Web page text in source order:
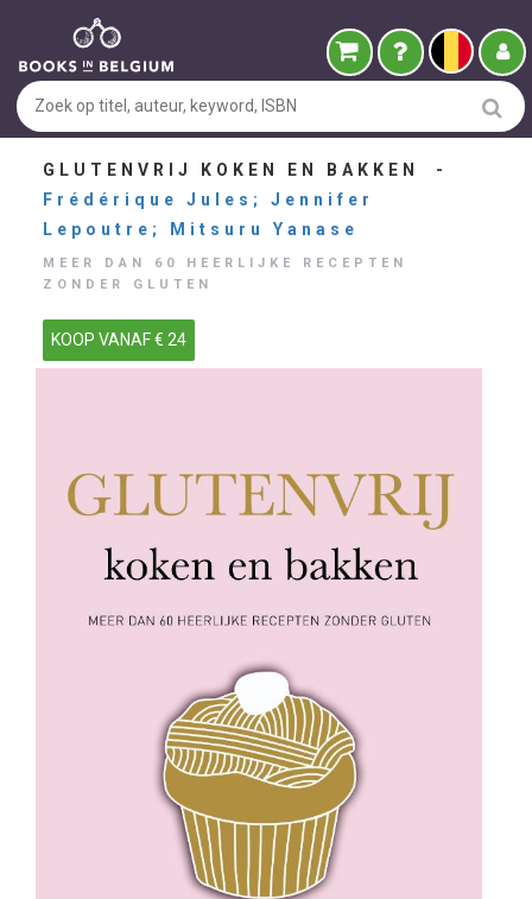
GLUTENVRIJ KOKEN EN BAKKEN -
Frédérique Jules; Jennifer
Lepoutre; Mitsuru Yanase
MEER DAN 60 HEERLIJKE RECEPTEN
ZONDER GLUTEN
KOOP VANAF € 24